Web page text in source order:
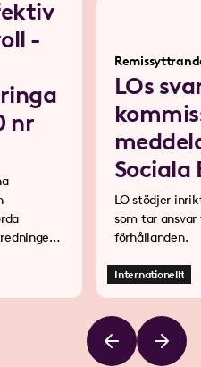
-
nr
LOs
Sociala
LO stödjer
som tar ansvar för
förhållanden.
Internationellt